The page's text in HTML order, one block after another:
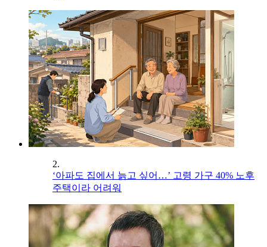
2.
‘아파도 집에서 늙고 싶어…’ 고령 가구 40% 노후
주택이라 어려워